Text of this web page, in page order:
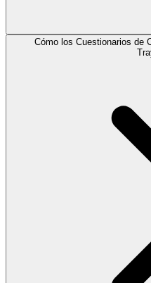
Cómo los Cuestionarios de